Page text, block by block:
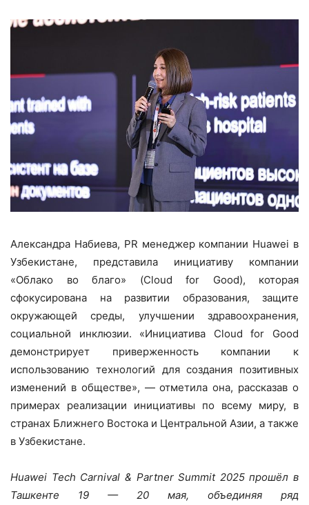
Александра Набиева, PR менеджер компании Huawei в
Узбекистане, представила инициативу компании
«Облако во благо» (Cloud for Good), которая
сфокусирована на развитии образования, защите
окружающей среды, улучшении здравоохранения,
социальной инклюзии. «Инициатива Cloud for Good
демонстрирует приверженность компании к
использованию технологий для создания позитивных
изменений в обществе», — отметила она, рассказав о
примерах реализации инициативы по всему миру, в
странах Ближнего Востока и Центральной Азии, а также
в Узбекистане.
Huawei Tech Carnival & Partner Summit 2025 прошёл в
Ташкенте 19 — 20 мая, объединяя ряд